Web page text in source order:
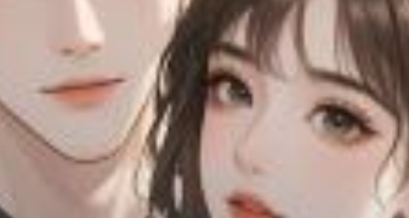
Trả Thù
Gia Đình
Hài Hước